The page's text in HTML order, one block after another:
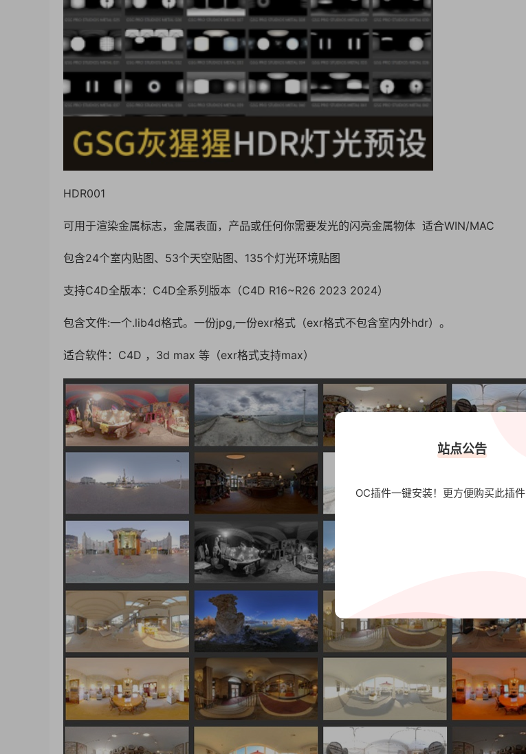
HDR001
可用于渲染金属标志，金属表面，产品或任何你需要发光的闪亮金属物体 适合WIN/MAC
包含24个室内贴图、53个天空贴图、135个灯光环境贴图
支持C4D全版本：C4D全系列版本（C4D R16~R26 2023 2024）
包含文件:一个.lib4d格式。一份jpg,一份exr格式（exr格式不包含室内外hdr）。
适合软件：C4D ，3d max 等（exr格式支持max）
站点公告
OC插件一键安装！更方便购买此插件